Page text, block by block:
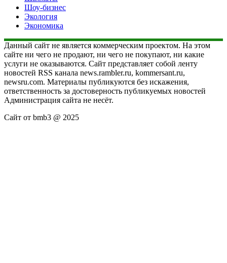
Шоу-бизнес
Экология
Экономика
Данный сайт не является коммерческим проектом. На этом
сайте ни чего не продают, ни чего не покупают, ни какие
услуги не оказываются. Сайт представляет собой ленту
новостей RSS канала news.rambler.ru, kommersant.ru,
newsru.com. Материалы публикуются без искажения,
ответственность за достоверность публикуемых новостей
Администрация сайта не несёт.
Сайт от bmb3 @ 2025